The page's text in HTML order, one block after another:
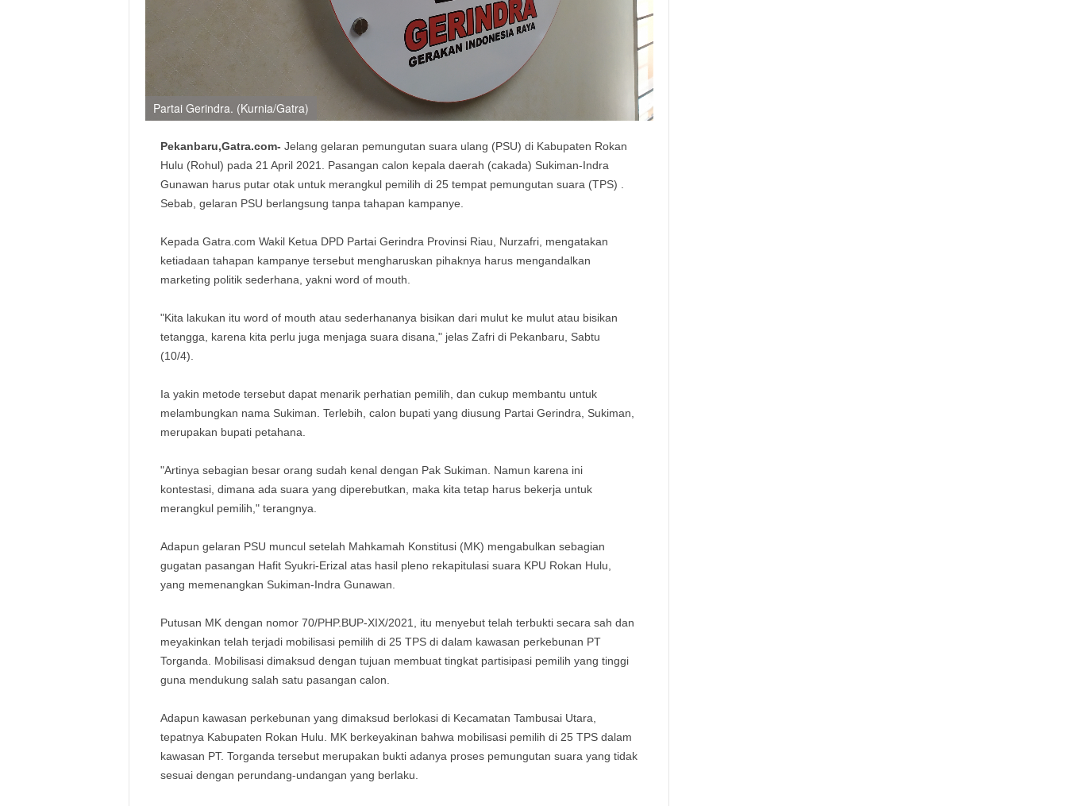
Partai Gerindra. (Kurnia/Gatra)
Pekanbaru,Gatra.com- Jelang gelaran pemungutan suara ulang (PSU) di Kabupaten Rokan
Hulu (Rohul) pada 21 April 2021. Pasangan calon kepala daerah (cakada) Sukiman-Indra
Gunawan harus putar otak untuk merangkul pemilih di 25 tempat pemungutan suara (TPS) .
Sebab, gelaran PSU berlangsung tanpa tahapan kampanye.
Kepada Gatra.com Wakil Ketua DPD Partai Gerindra Provinsi Riau, Nurzafri, mengatakan
ketiadaan tahapan kampanye tersebut mengharuskan pihaknya harus mengandalkan
marketing politik sederhana, yakni word of mouth.
"Kita lakukan itu word of mouth atau sederhananya bisikan dari mulut ke mulut atau bisikan
tetangga, karena kita perlu juga menjaga suara disana," jelas Zafri di Pekanbaru, Sabtu
(10/4).
Ia yakin metode tersebut dapat menarik perhatian pemilih, dan cukup membantu untuk
melambungkan nama Sukiman. Terlebih, calon bupati yang diusung Partai Gerindra, Sukiman,
merupakan bupati petahana.
"Artinya sebagian besar orang sudah kenal dengan Pak Sukiman. Namun karena ini
kontestasi, dimana ada suara yang diperebutkan, maka kita tetap harus bekerja untuk
merangkul pemilih," terangnya.
Adapun gelaran PSU muncul setelah Mahkamah Konstitusi (MK) mengabulkan sebagian
gugatan pasangan Hafit Syukri-Erizal atas hasil pleno rekapitulasi suara KPU Rokan Hulu,
yang memenangkan Sukiman-Indra Gunawan.
Putusan MK dengan nomor 70/PHP.BUP-XIX/2021, itu menyebut telah terbukti secara sah dan
meyakinkan telah terjadi mobilisasi pemilih di 25 TPS di dalam kawasan perkebunan PT
Torganda. Mobilisasi dimaksud dengan tujuan membuat tingkat partisipasi pemilih yang tinggi
guna mendukung salah satu pasangan calon.
Adapun kawasan perkebunan yang dimaksud berlokasi di Kecamatan Tambusai Utara,
tepatnya Kabupaten Rokan Hulu. MK berkeyakinan bahwa mobilisasi pemilih di 25 TPS dalam
kawasan PT. Torganda tersebut merupakan bukti adanya proses pemungutan suara yang tidak
sesuai dengan perundang-undangan yang berlaku.